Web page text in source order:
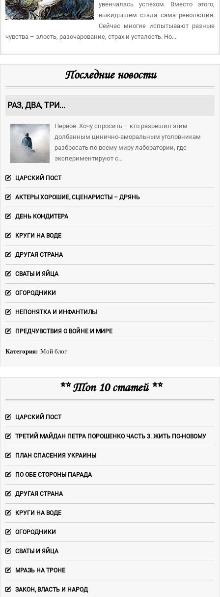
увенчалась успехом. Вместо этого,
выкидышем стала сама революция.
Сейчас многие испытывают разные
чувства – злость, разочарование, страх и усталость. Но...
Последние новости
РАЗ, ДВА, ТРИ...
Первое. Хочу спросить – кто разрешил этим
долбанным цинично-аморальным уголовникам
разбросать по всему миру лаборатории, где
экспериментируют с...
ЦАРСКИЙ ПОСТ
АКТЕРЫ ХОРОШИЕ, СЦЕНАРИСТЫ – ДРЯНЬ
ДЕНЬ КОНДИТЕРА
КРУГИ НА ВОДЕ
ДРУГАЯ СТРАНА
СВАТЫ И ЯЙЦА
ОГОРОДНИКИ
НЕПОНЯТКА И ИНФАНТИЛЫ
ПРЕДЧУВСТВИЯ О ВОЙНЕ И МИРЕ
Категория: Мой блог
** Топ 10 статей **
ЦАРСКИЙ ПОСТ
ТРЕТИЙ МАЙДАН ПЕТРА ПОРОШЕНКО ЧАСТЬ 3. ЖИТЬ ПО-НОВОМУ
ПЛАН СПАСЕНИЯ УКРАИНЫ
ПО ОБЕ СТОРОНЫ ПАРАДА
ДРУГАЯ СТРАНА
КРУГИ НА ВОДЕ
ОГОРОДНИКИ
СВАТЫ И ЯЙЦА
МРАЗЬ НА ТРОНЕ
ЗАКОН, ВЛАСТЬ И НАРОД